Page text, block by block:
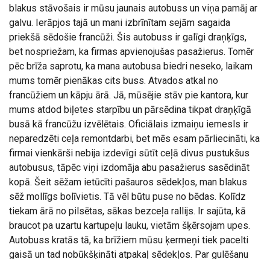
blakus stāvošais ir mūsu jaunais autobuss un viņa pamāj ar
galvu. Ierāpjos tajā un mani izbrīnītam sejām sagaida
priekšā sēdošie francūži. Šis autobuss ir galīgi draņķīgs,
bet nospriežam, ka firmas apvienojušas pasažierus. Tomēr
pēc brīža saprotu, ka mana autobusa biedri neseko, laikam
mums tomēr pienākas cits buss. Atvados atkal no
francūžiem un kāpju ārā. Jā, mūsējie stāv pie kantora, kur
mums atdod biļetes starpību un pārsēdina tikpat draņķīgā
busā kā francūžu izvēlētais. Oficiālais izmaiņu iemesls ir
neparedzēti ceļa remontdarbi, bet mēs esam pārliecināti, ka
firmai vienkārši nebija izdevīgi sūtīt ceļā divus pustukšus
autobusus, tāpēc viņi izdomāja abu pasažierus sasēdināt
kopā. Šeit sēžam ietūcīti pašauros sēdekļos, man blakus
sēž mollīgs bolīvietis. Tā vēl būtu puse no bēdas. Kolīdz
tiekam ārā no pilsētas, sākas bezceļa rallijs. Ir sajūta, kā
braucot pa uzartu kartupeļu lauku, vietām šķērsojam upes.
Autobuss kratās tā, ka brīžiem mūsu ķermeņi tiek pacelti
gaisā un tad nobūkšķināti atpakaļ sēdekļos. Par gulēšanu